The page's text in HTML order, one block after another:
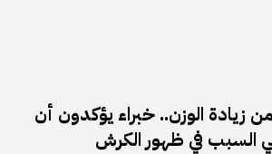
زيادة الوزن.. خبراء يؤكدون أن
السبب في ظهور الكرش